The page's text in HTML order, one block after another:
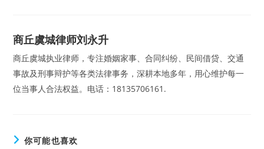
商丘虞城律师刘永升
商丘虞城执业律师，专注婚姻家事、合同纠纷、民间借贷、交通
事故及刑事辩护等各类法律事务，深耕本地多年，用心维护每一
位当事人合法权益。电话：18135706161.
你可能也喜欢